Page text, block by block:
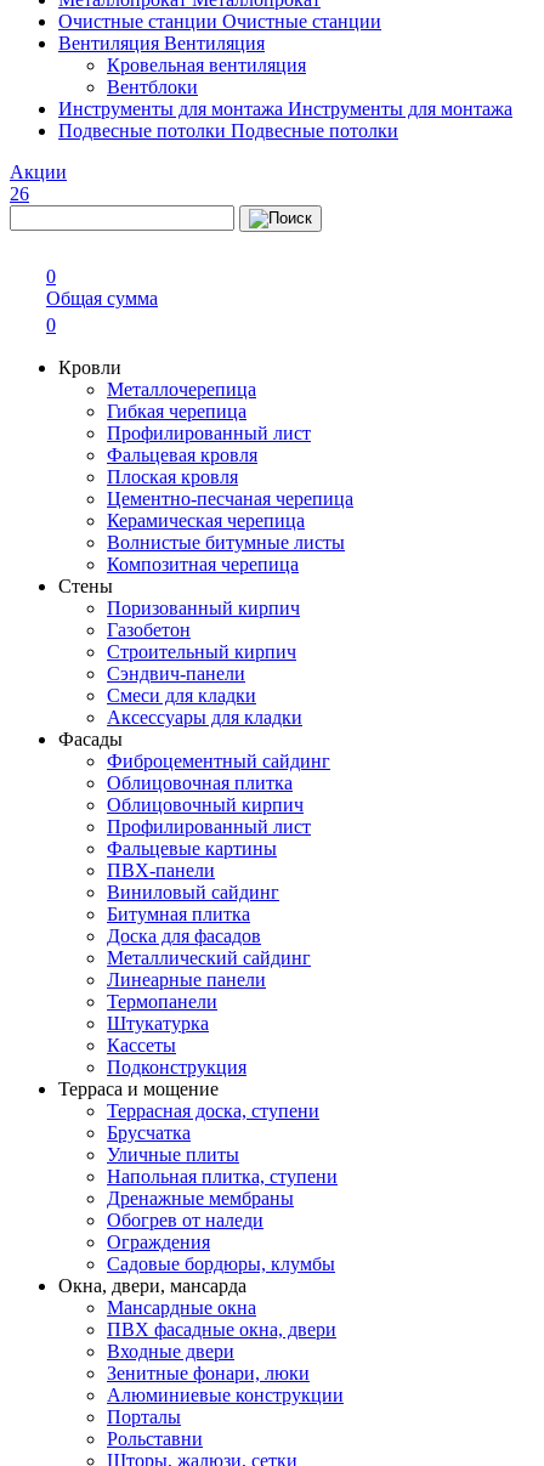
Очистные станции Очистные станции
Вентиляция Вентиляция
Кровельная вентиляция
Вентблоки
Инструменты для монтажа Инструменты для монтажа
Подвесные потолки Подвесные потолки
Акции
26
0
Общая сумма
0
Кровли
Металлочерепица
Гибкая черепица
Профилированный лист
Фальцевая кровля
Плоская кровля
Цементно-песчаная черепица
Керамическая черепица
Волнистые битумные листы
Композитная черепица
Стены
Поризованный кирпич
Газобетон
Строительный кирпич
Сэндвич-панели
Смеси для кладки
Аксессуары для кладки
Фасады
Фиброцементный сайдинг
Облицовочная плитка
Облицовочный кирпич
Профилированный лист
Фальцевые картины
ПВХ-панели
Виниловый сайдинг
Битумная плитка
Доска для фасадов
Металлический сайдинг
Линеарные панели
Термопанели
Штукатурка
Кассеты
Подконструкция
Терраса и мощение
Террасная доска, ступени
Брусчатка
Уличные плиты
Напольная плитка, ступени
Дренажные мембраны
Обогрев от наледи
Ограждения
Садовые бордюры, клумбы
Окна, двери, мансарда
Мансардные окна
ПВХ фасадные окна, двери
Входные двери
Зенитные фонари, люки
Алюминиевые конструкции
Порталы
Рольставни
Шторы, жалюзи, сетки